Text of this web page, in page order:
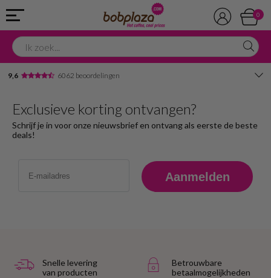
0
9,6 6062 beoordelingen
Advies in onze winkel
Exclusieve korting ontvangen?
Schrijf je in voor onze nieuwsbrief en ontvang als eerste de beste
deals!
Aanmelden
Snelle levering
van producten
Betrouwbare
betaalmogelijkheden